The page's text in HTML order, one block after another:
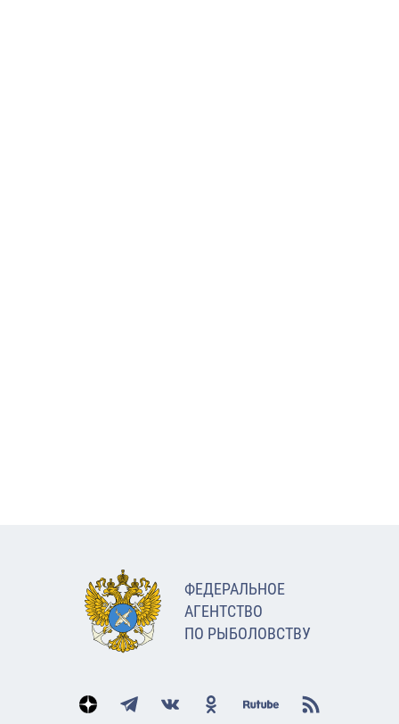
ФЕДЕРАЛЬНОЕ
АГЕНТСТВО
ПО РЫБОЛОВСТВУ